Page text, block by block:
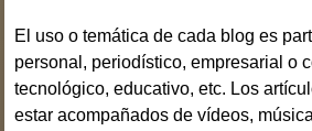
El uso o temática de cada blog es
personal, periodístico, empresarial o
tecnológico, educativo, etc. Los
estar acompañados de vídeos,